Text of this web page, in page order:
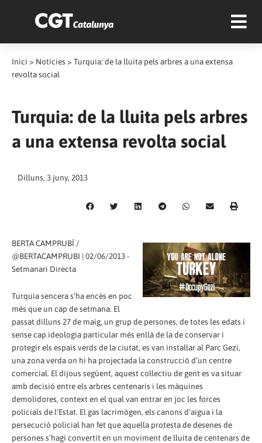
Inici > Notícies > Turquia: de la lluita pels arbres a una extensa
revolta social
Turquia: de la lluita pels arbres
a una extensa revolta social
Dilluns, 3 juny, 2013
BERTA CAMPRUBÍ /
@BERTACAMPRUBI | 02/06/2013 -
Setmanari Directa
Turquia sencera s’ha encès en poc
més que un cap de setmana. El
passat dilluns 27 de maig, un grup de persones, de totes les edats i
sense cap ideologia particular més enllà de la de conservar i
protegir els espais verds de la ciutat, es van instal·lar al Parc Gezi,
una zona verda on hi ha projectada la construcció d’un centre
comercial. El dijous següent, aquest col·lectiu de gent es va situar
amb decisió entre els arbres centenaris i les màquines
demolidores, context en el qual van entrar en joc les forces
policials de l’Estat. El gas lacrimògen, els canons d’aigua i la
persecució policial han fet que aquella protesta de desenes de
persones s’hagi convertit en un moviment de lluita de centenars de